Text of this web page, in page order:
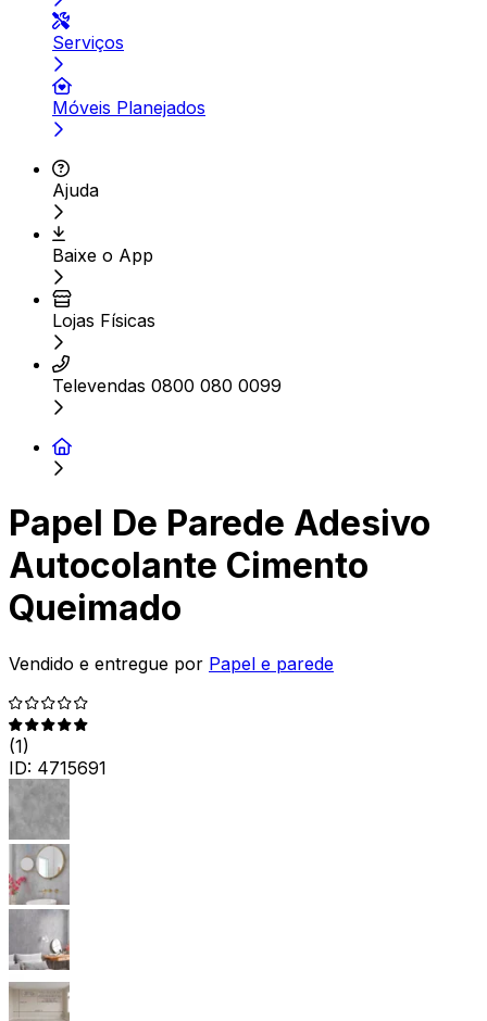
Serviços
Móveis Planejados
Ajuda
Baixe o App
Lojas Físicas
Televendas 0800 080 0099
Papel De Parede Adesivo
Autocolante Cimento
Queimado
Vendido e entregue por Papel e parede
(1)
ID: 4715691